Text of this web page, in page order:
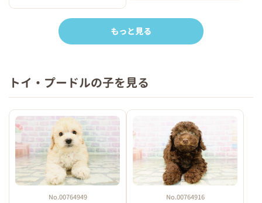
もっと見る
トイ・プードルの子を見る
No.00764949 No.00764916